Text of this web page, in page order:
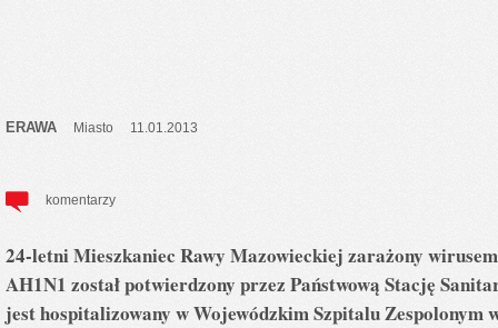
ERAWA Miasto 11.01.2013
komentarzy
24-letni Mieszkaniec Rawy Mazowieckiej zarażony
AH1N1 został potwierdzony przez Państwową Stację
jest hospitalizowany w Wojewódzkim Szpitalu Zespolonym